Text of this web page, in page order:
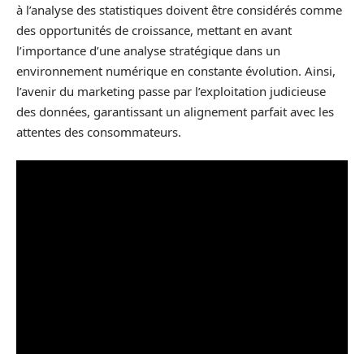
à l’analyse des statistiques doivent être considérés comme
des opportunités de croissance, mettant en avant
l’importance d’une analyse stratégique dans un
environnement numérique en constante évolution. Ainsi,
l’avenir du marketing passe par l’exploitation judicieuse
des données, garantissant un alignement parfait avec les
attentes des consommateurs.